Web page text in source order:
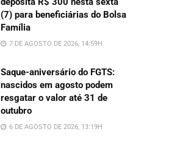
(7) para beneficiárias do Bolsa
Família
7 DE AGOSTO DE 2026, 14:59H
Saque-aniversário do FGTS:
nascidos em agosto podem
resgatar o valor até 31 de
outubro
6 DE AGOSTO DE 2026, 13:19H